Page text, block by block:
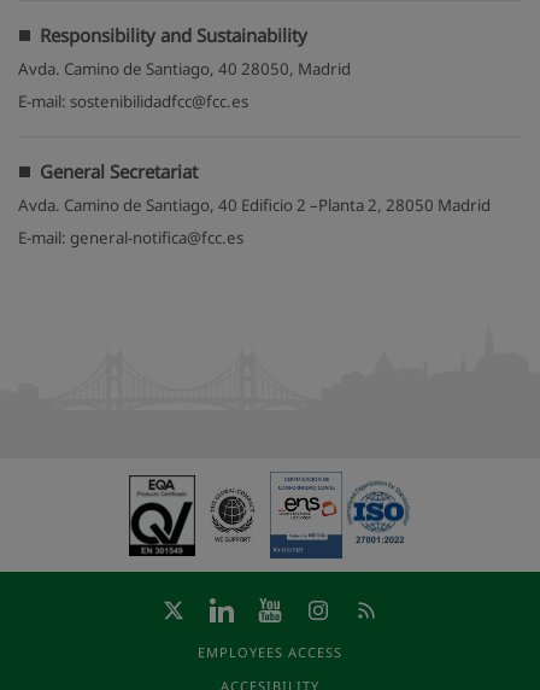
Responsibility and Sustainability
Avda. Camino de Santiago, 40 28050, Madrid
E-mail: sostenibilidadfcc@fcc.es
General Secretariat
Avda. Camino de Santiago, 40 Edificio 2 –Planta 2, 28050 Madrid
E-mail: general-notifica@fcc.es
EMPLOYEES ACCESS
ACCESIBILITY